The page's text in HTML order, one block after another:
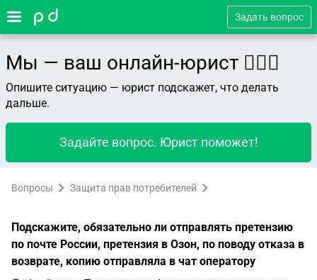
Задать вопрос
Мы — ваш онлайн-юрист 👨🏻‍⚖️
Опишите ситуацию — юрист подскажет, что делать
дальше.
Задайте вопрос. Юрист поможет!
Вопросы Защита прав потребителей
Подскажите, обязательно ли отправлять претензию
по почте России, претензия в Озон, по поводу отказа в
возврате, копию отправляла в чат оператору